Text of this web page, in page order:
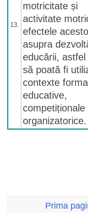
13.
motricitate și
activitate
efectele
asupra
educării,
să poată fi
contexte
educative,
competiționale
organizatorice.
Prima